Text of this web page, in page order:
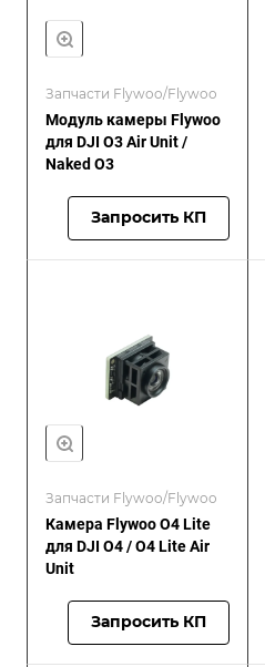
Запчасти Flywoo/Flywoo
Модуль камеры Flywoo
для DJI O3 Air Unit /
Naked O3
Запросить КП
Запчасти Flywoo/Flywoo
Камера Flywoo O4 Lite
для DJI O4 / O4 Lite Air
Unit
Запросить КП